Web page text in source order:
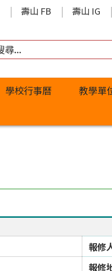
壽山 FB 壽山 IG
學校行事曆
教學單
報修
報修